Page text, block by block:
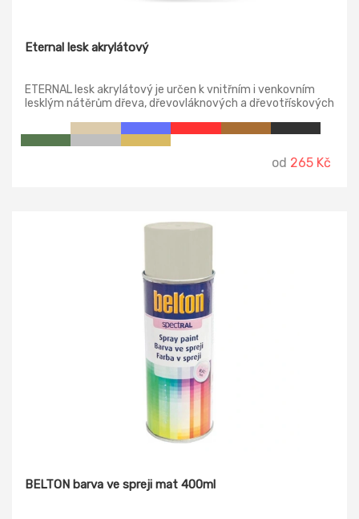
Eternal lesk akrylátový
ETERNAL lesk akrylátový je určen k vnitřním i venkovním
lesklým nátěrům dřeva, dřevovláknových a dřevotřískových
vhodný pro nátěry okenních a dveřních rámů a těles
od 265 Kč
BELTON barva ve spreji mat 400ml